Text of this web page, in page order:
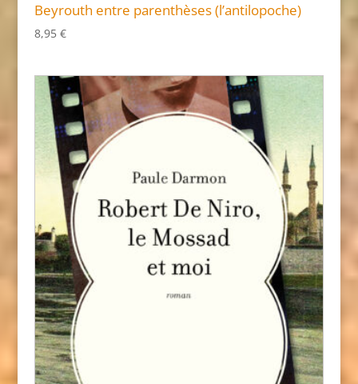
Beyrouth entre parenthèses (l’antilopoche)
8,95 €